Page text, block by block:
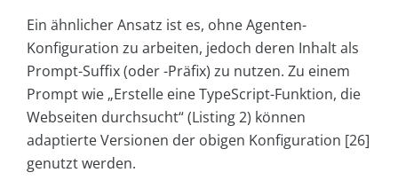
Ein ähnlicher Ansatz ist es, ohne Agenten-
Konfiguration zu arbeiten, jedoch deren Inhalt als
Prompt-Suffix (oder -Präfix) zu nutzen. Zu einem
Prompt wie „Erstelle eine TypeScript-Funktion, die
Webseiten durchsucht“ (Listing 2) können
adaptierte Versionen der obigen Konfiguration [26]
genutzt werden.